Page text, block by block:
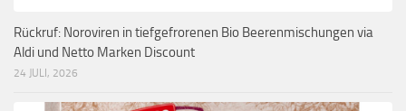
Rückruf: Noroviren in tiefgefrorenen Bio Beerenmischungen via
Aldi und Netto Marken Discount
24 JULI, 2026